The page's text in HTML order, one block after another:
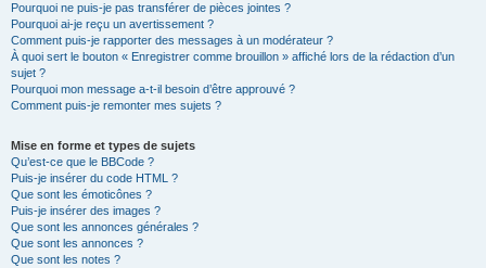
Pourquoi ne puis-je pas transférer de pièces jointes ?
Pourquoi ai-je reçu un avertissement ?
Comment puis-je rapporter des messages à un modérateur ?
À quoi sert le bouton « Enregistrer comme brouillon » affiché lors de la rédaction d’un
sujet ?
Pourquoi mon message a-t-il besoin d’être approuvé ?
Comment puis-je remonter mes sujets ?
Mise en forme et types de sujets
Qu’est-ce que le BBCode ?
Puis-je insérer du code HTML ?
Que sont les émoticônes ?
Puis-je insérer des images ?
Que sont les annonces générales ?
Que sont les annonces ?
Que sont les notes ?